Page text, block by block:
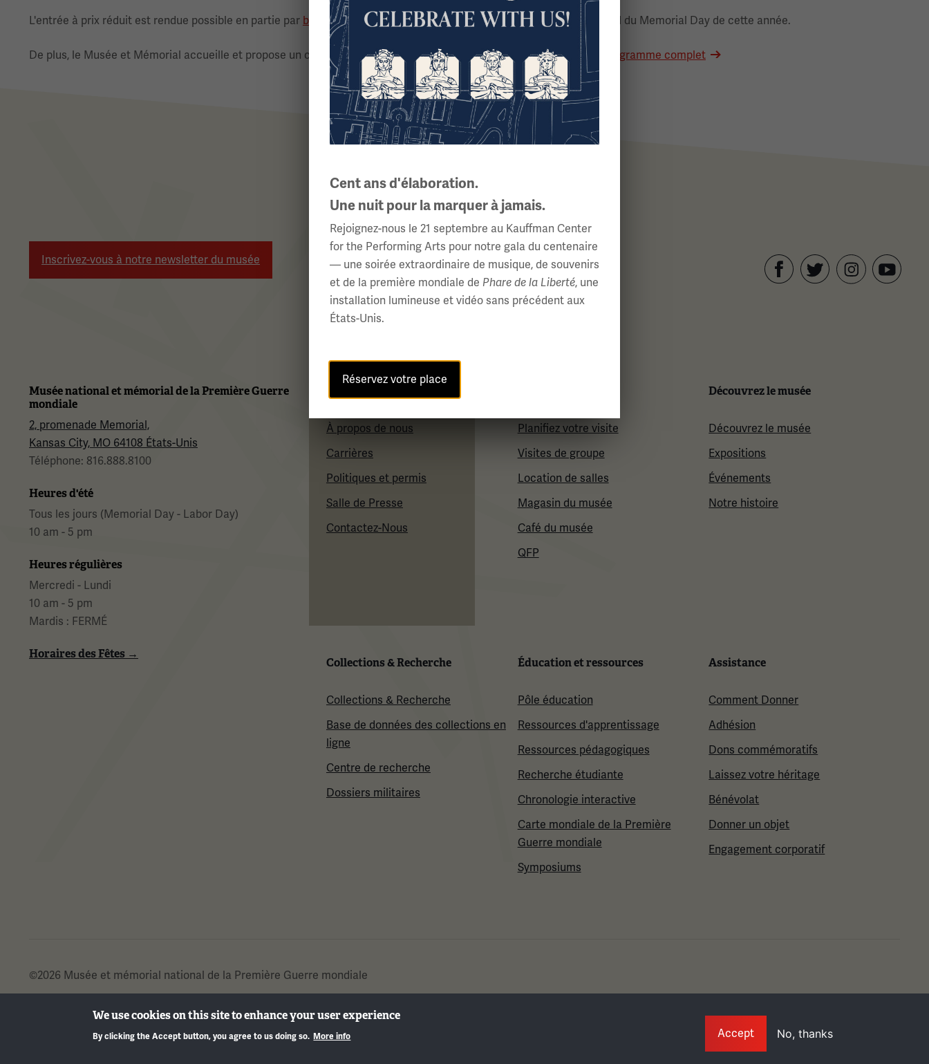
L'entrée à prix réduit est rendue possible en partie par banque nbkc, qui a été désigné sponsor héros pour le week-end du Memorial Day de cette année.
De plus, le Musée et Mémorial accueille et propose un certain nombre d’événements et d’activités gratuits. Voir le programme complet
Inscrivez-vous à notre newsletter du musée
Musée national et mémorial de la Première Guerre
mondiale
2, promenade Memorial,
Kansas City, MO 64108 États-Unis
Téléphone: 816.888.8100
Heures d'été
Tous les jours (Memorial Day - Labor Day)
10 am - 5 pm
Heures régulières
Mercredi - Lundi
10 am - 5 pm
Mardis : FERMÉ
Horaires des Fêtes →
À propos de nous
Carrières
Politiques et permis
Salle de Presse
Contactez-Nous
Planifiez votre visite
Visites de groupe
Location de salles
Magasin du musée
Café du musée
QFP
Découvrez le musée
Découvrez le musée
Expositions
Événements
Notre histoire
Collections & Recherche
Collections & Recherche
Base de données des collections en
ligne
Centre de recherche
Dossiers militaires
Éducation et ressources
Pôle éducation
Ressources d'apprentissage
Ressources pédagogiques
Recherche étudiante
Chronologie interactive
Carte mondiale de la Première
Guerre mondiale
Symposiums
Assistance
Comment Donner
Adhésion
Dons commémoratifs
Laissez votre héritage
Bénévolat
Donner un objet
Engagement corporatif
Cent ans d'élaboration.
Une nuit pour la marquer à jamais.
Rejoignez-nous le 21 septembre au Kauffman Center
for the Performing Arts pour notre gala du centenaire
— une soirée extraordinaire de musique, de souvenirs
et de la première mondiale de Phare de la Liberté, une
installation lumineuse et vidéo sans précédent aux
États-Unis.
Réservez votre place
©2026 Musée et mémorial national de la Première Guerre mondiale
We use cookies on this site to enhance your user experience
By clicking the Accept button, you agree to us doing so. More info Accept No, thanks